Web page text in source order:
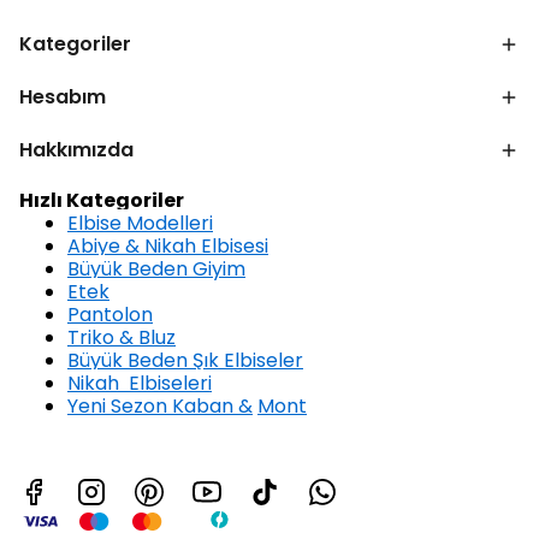
Kategoriler
Hesabım
Hakkımızda
Hızlı Kategoriler
Elbise Modelleri
Abiye & Nikah Elbisesi
Büyük Beden Giyim
Etek
Pantolon
Triko & Bluz
Büyük Beden Şık Elbiseler
Nikah Elbiseleri
Yeni Sezon Kaban & Mont